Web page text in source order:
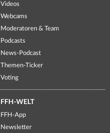
Videos
Webcams
Moderatoren & Team
Podcasts
News-Podcast
Themen-Ticker
Voting
FFH-WELT
FFH-App
Newsletter